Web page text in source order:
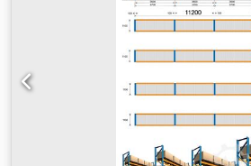
εγκαταστάσεις. Φέρει τα συνηθισμένα
χαρακτηριστικά αντλίας:
SPK2-15/8 Έκδοση: AMA CVUV Παροχή:
Ύψος ανύψωσης: 23–31 μέτρα
χαρακτηριστικά κινητήρα:
MG 71A2-14FT85-B Ισχύς: 0,37 kW
3×200–220 V Δ / 346–380 V Y
ρεύμα: 1,92 / 1,10 A Ταχύτητα